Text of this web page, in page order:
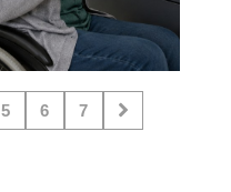
5 6 7